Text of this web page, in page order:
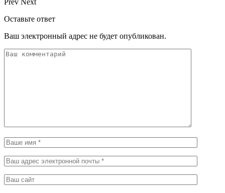
Оставьте ответ
Ваш электронный адрес не будет опубликован.